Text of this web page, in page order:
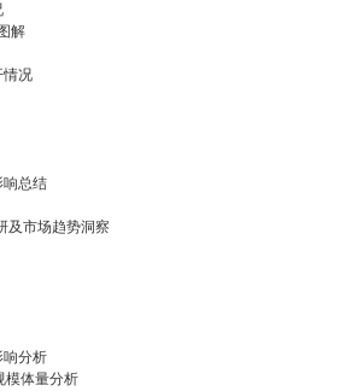
解
情况
响总结
及市场趋势洞察
响分析
模体量分析